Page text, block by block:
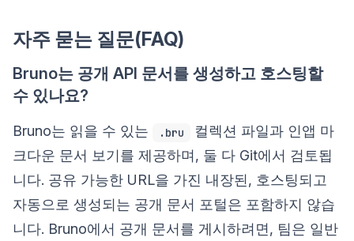
자주 묻는 질문(FAQ)
Bruno는 공개 API 문서를 생성하고 호스팅할
수 있나요?
Bruno는 읽을 수 있는 .bru
컬렉션 파일과 인앱 마
크다운 문서 보기를 제공하며, 둘 다 Git에서 검토됩
니다. 공유 가능한 URL을 가진 내장된, 호스팅되고
자동으로 생성되는 공개 문서 포털은 포함하지 않습
니다. Bruno에서 공개 문서를 게시하려면, 팀은 일반